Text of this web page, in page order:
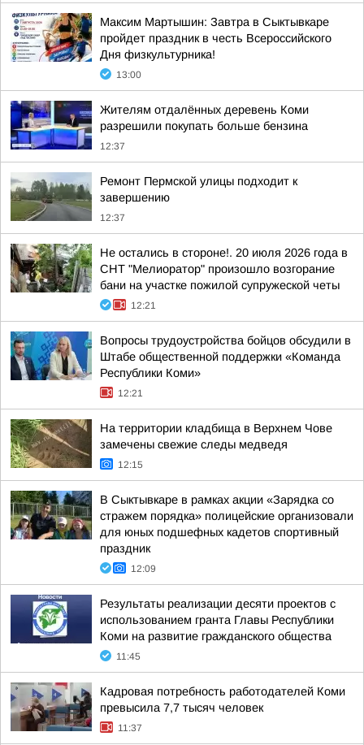
Максим Мартышин: Завтра в Сыктывкаре
пройдет праздник в честь Всероссийского
Дня физкультурника!
13:00
Жителям отдалённых деревень Коми
разрешили покупать больше бензина
12:37
Ремонт Пермской улицы подходит к
завершению
12:37
Не остались в стороне!. 20 июля 2026 года в
СНТ "Мелиоратор" произошло возгорание
бани на участке пожилой супружеской четы
12:21
Вопросы трудоустройства бойцов обсудили в
Штабе общественной поддержки «Команда
Республики Коми»
12:21
На территории кладбища в Верхнем Чове
замечены свежие следы медведя
12:15
В Сыктывкаре в рамках акции «Зарядка со
стражем порядка» полицейские организовали
для юных подшефных кадетов спортивный
праздник
12:09
Результаты реализации десяти проектов с
использованием гранта Главы Республики
Коми на развитие гражданского общества
11:45
Кадровая потребность работодателей Коми
превысила 7,7 тысяч человек
11:37